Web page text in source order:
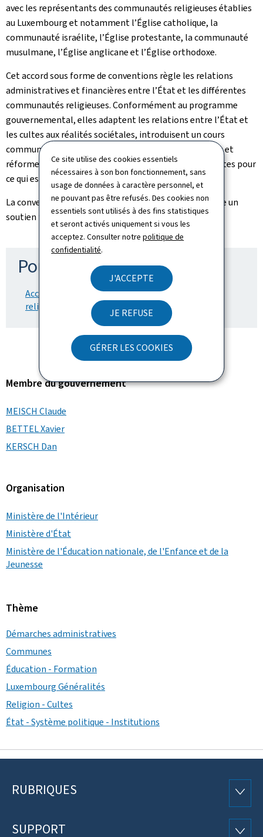
Ce site utilise des cookies essentiels
nécessaires à son bon fonctionnement, sans
usage de données à caractère personnel, et
ne pouvant pas être refusés. Des cookies non
essentiels sont utilisés à des fins statistiques
et seront activés uniquement si vous les
acceptez. Consulter notrepolitique de
confidentialité.
J'ACCEPTE
JE REFUSE
GÉRER LES COOKIES
avec les représentants des communautés religieuses établies
au Luxembourg et notamment l’Église catholique, la
communauté israélite, l’Église protestante, la communauté
musulmane, l’Église anglicane et l’Église orthodoxe.
Cet accord sous forme de conventions règle les relations
administratives et financières entre l’État et les différentes
communautés religieuses. Conformément au programme
gouvernemental, elles adaptent les relations entre l’État et
les cultes aux réalités sociétales, introduisent un cours
commun "éducation aux valeurs" dans l’enseignement et
réforment les relations entre les communes et les cultes pour
ce qui est des fabriques d’église.
La convention fixe pour chaque communauté religieuse un
soutien financier annuel.
Pour en savoir plus
Accord du gouvernement avec les communautés
religieuses établies au Luxembourg
Membre du gouvernement
MEISCH Claude
BETTEL Xavier
KERSCH Dan
Organisation
Ministère de l'Intérieur
Ministère d'État
Ministère de l'Éducation nationale, de l'Enfance et de la
Jeunesse
Thème
Démarches administratives
Communes
Éducation - Formation
Luxembourg Généralités
Religion - Cultes
État - Système politique - Institutions
Pied
RUBRIQUES
SUPPORT